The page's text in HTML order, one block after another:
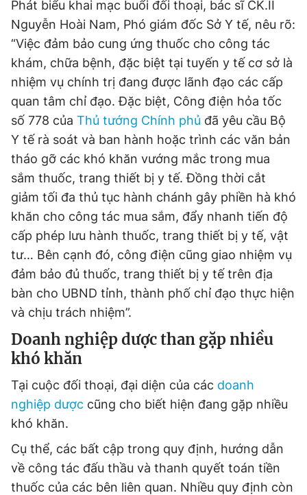
© 2003-2026 Bản quyền thuộc về Báo Thanh Niên. Cấm sao
chép dưới mọi hình thức nếu không có sự chấp thuận bằng văn
bản. Phát triển bởi ePi Technologies, JSC.
Phát biểu khai mạc buổi đối thoại, bác sĩ CK.II
Nguyễn Hoài Nam, Phó giám đốc Sở Y tế, nêu rõ:
“Việc đảm bảo cung ứng thuốc cho công tác
khám, chữa bệnh, đặc biệt tại tuyến y tế cơ sở là
nhiệm vụ chính trị đang được lãnh đạo các cấp
quan tâm chỉ đạo. Đặc biệt, Công điện hỏa tốc
số 778 của Thủ tướng Chính phủ đã yêu cầu Bộ
Y tế rà soát và ban hành hoặc trình các văn bản
tháo gỡ các khó khăn vướng mắc trong mua
sắm thuốc, trang thiết bị y tế. Đồng thời cắt
giảm tối đa thủ tục hành chánh gây phiền hà khó
khăn cho công tác mua sắm, đẩy nhanh tiến độ
cấp phép lưu hành thuốc, trang thiết bị y tế, vật
tư… Bên cạnh đó, công điện cũng giao nhiệm vụ
đảm bảo đủ thuốc, trang thiết bị y tế trên địa
bàn cho UBND tỉnh, thành phố chỉ đạo thực hiện
và chịu trách nhiệm”.
Doanh nghiệp dược than gặp nhiều
khó khăn
Tại cuộc đối thoại, đại diện của các doanh
nghiệp dược cũng cho biết hiện đang gặp nhiều
khó khăn.
Cụ thể, các bất cập trong quy định, hướng dẫn
về công tác đấu thầu và thanh quyết toán tiền
thuốc của các bên liên quan. Nhiều quy định còn